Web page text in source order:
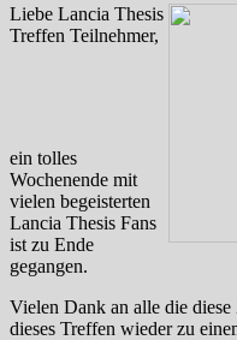
Liebe Lancia Thesis
Treffen Teilnehmer,
ein tolles
Wochenende mit
vielen begeisterten
Lancia Thesis Fans
ist zu Ende
gegangen.
Vielen Dank an alle die
dieses Treffen wieder zu